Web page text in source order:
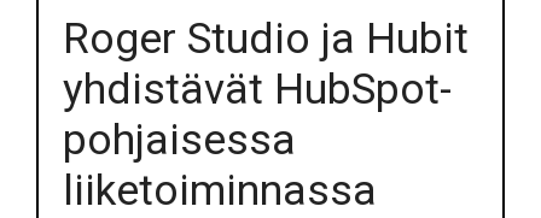
Roger Studio ja Hubit
yhdistävät HubSpot-
pohjaisessa
liiketoiminnassa